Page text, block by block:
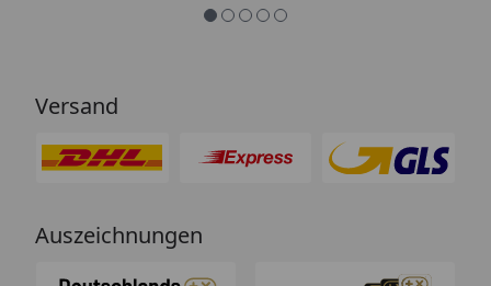
Versand
Auszeichnungen